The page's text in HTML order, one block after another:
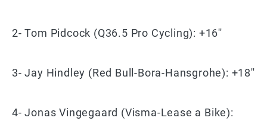
2- Tom Pidcock (Q36.5 Pro Cycling): +16''
3- Jay Hindley (Red Bull-Bora-Hansgrohe): +18''
4- Jonas Vingegaard (Visma-Lease a Bike):